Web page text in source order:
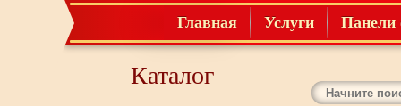
Главная Услуги Панели
Каталог